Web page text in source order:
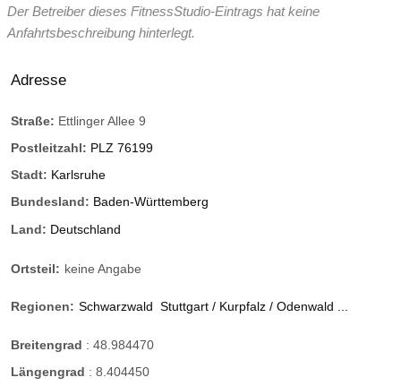
Der Betreiber dieses FitnessStudio-Eintrags hat keine
Anfahrtsbeschreibung hinterlegt.
Adresse
Straße: Ettlinger Allee 9
Postleitzahl: PLZ 76199
Stadt: Karlsruhe
Bundesland: Baden-Württemberg
Land: Deutschland
Ortsteil: keine Angabe
Regionen: Schwarzwald Stuttgart / Kurpfalz / Odenwald ...
Breitengrad : 48.984470
Längengrad : 8.404450